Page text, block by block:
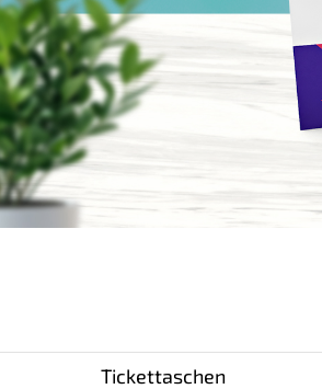
Tickettaschen